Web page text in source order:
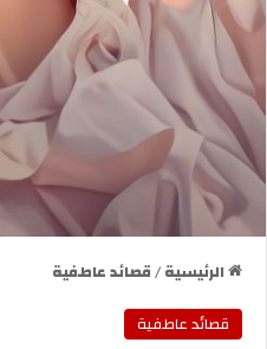
الرئيسية/قصائد عاطفية
قصائد عاطفية